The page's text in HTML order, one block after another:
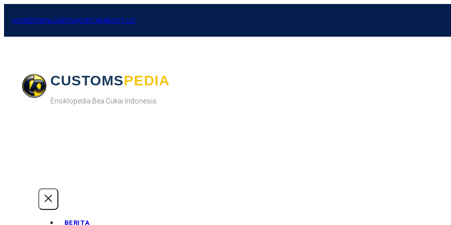
HOMEDOWNLOADFAQKONTAKABOUT US
CUSTOMSPEDIA
Ensiklopedia Bea Cukai Indonesia.
BERITA